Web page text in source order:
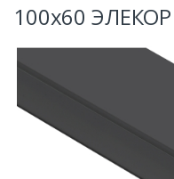
100х60